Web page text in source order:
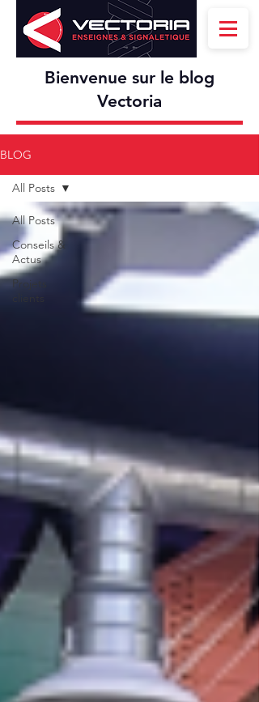
Bienvenue sur le blog
Vectoria
BLOG
All Posts
Conseils &
Actus
Projets
All Posts